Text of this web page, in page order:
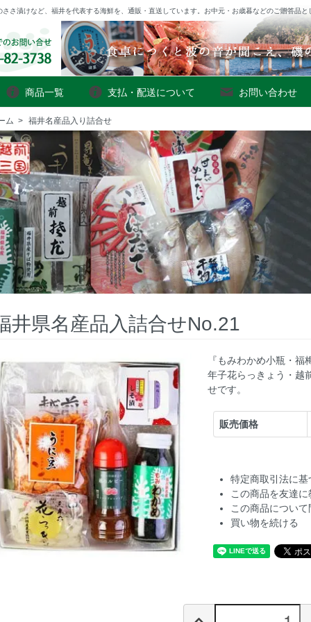
漬けなど、福井を代表する海鮮を、通販・直送しています。お中元・お歳暮などのご贈答品と
商品一覧 支払・配送について お問い合わせ
ム > 福井名産品入り詰合せ
井県名産品入詰合せNo.21
『もみわかめ小瓶・
年子花らっきょう・越
せです。
販売価格
特定商取引法に
この商品を友達に
この商品につい
買い物を続ける